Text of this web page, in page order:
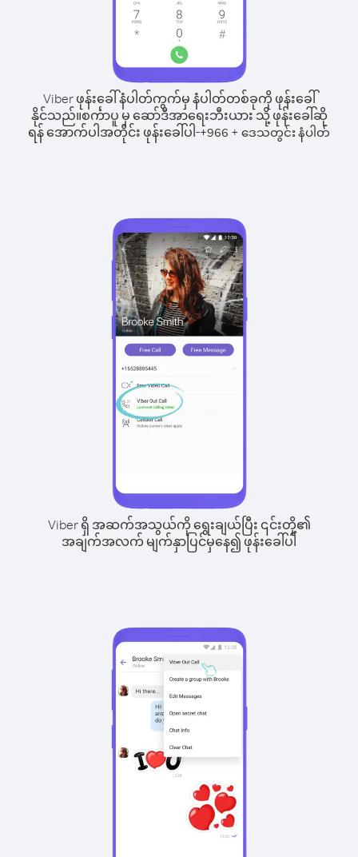
Viber ဖုန်းခေါ်နံပါတ်ကွက်မှ နံပါတ်တစ်ခုကို ဖုန်းခေါ်
နိုင်သည်။စင်္ကာပူ မှ ဆော်ဒီအာရေးဘီးယား သို့ ဖုန်းခေါ်ဆို
ရန် အောက်ပါအတိုင်း ဖုန်းခေါ်ပါ-+966 + ဒေသတွင်း နံပါတ်
Viber ရှိ အဆက်အသွယ်ကို ရွေးချယ်ပြီး ၎င်းတို့၏
အချက်အလက် မျက်နှာပြင်မှနေ၍ ဖုန်းခေါ်ပါ